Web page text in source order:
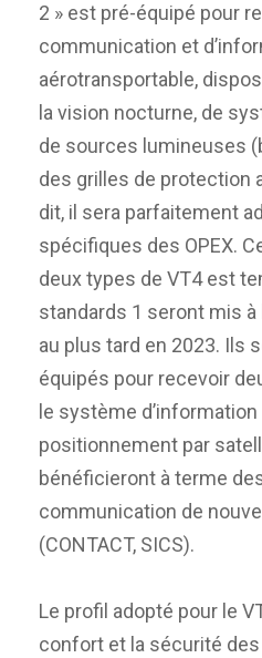
2 » est pré-équipé pour
communication et
aérotransportable,
la vision nocturne, de
de sources lumineuses
des grilles de protection
dit, il sera parfaitement
spécifiques des OPEX.
deux types de VT4 est
standards 1 seront mis
au plus tard en 2023. Ils
équipés pour recevoir
le système
positionnement par
bénéficieront à terme
communication de
(CONTACT, SICS).
Le profil adopté pour le
confort et la sécurité